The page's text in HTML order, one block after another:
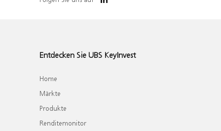
Entdecken Sie UBS KeyInvest
Home
Märkte
Produkte
Renditemonitor